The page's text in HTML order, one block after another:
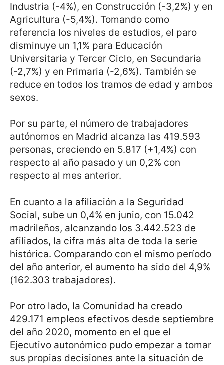
Industria (-4%), en Construcción (-3,2%) y en
Agricultura (-5,4%). Tomando como
referencia los niveles de estudios, el paro
disminuye un 1,1% para Educación
Universitaria y Tercer Ciclo, en Secundaria
(-2,7%) y en Primaria (-2,6%). También se
reduce en todos los tramos de edad y ambos
sexos.
Por su parte, el número de trabajadores
autónomos en Madrid alcanza las 419.593
personas, creciendo en 5.817 (+1,4%) con
respecto al año pasado y un 0,2% con
respecto al mes anterior.
En cuanto a la afiliación a la Seguridad
Social, sube un 0,4% en junio, con 15.042
madrileños, alcanzando los 3.442.523 de
afiliados, la cifra más alta de toda la serie
histórica. Comparando con el mismo período
del año anterior, el aumento ha sido del 4,9%
(162.303 trabajadores).
Por otro lado, la Comunidad ha creado
429.171 empleos efectivos desde septiembre
del año 2020, momento en el que el
Ejecutivo autonómico pudo empezar a tomar
sus propias decisiones ante la situación de